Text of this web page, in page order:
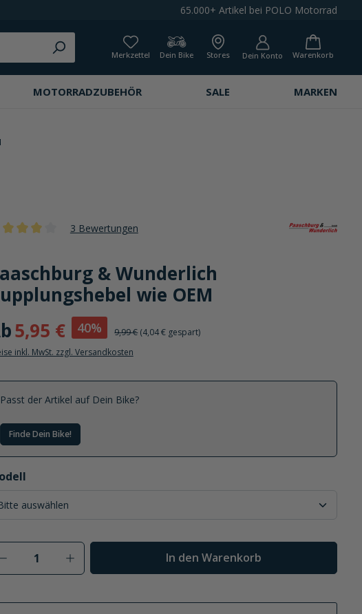
65.000+ Artikel bei POLO Motorrad
Merkzettel Dein Bike Stores Dein Konto Warenkorb
MOTORRADZUBEHÖR SALE MARKEN
3 Bewertungen
& Wunderlich
wie OEM
5,95 € 40% 9,99 € (4,04 € gespart)
inkl. MwSt. zzgl. Versandkosten
Passt der Artikel auf Dein Bike?
Finde Dein Bike!
Anzahl: Gib den gewünschten Wert ein
In den Warenkorb